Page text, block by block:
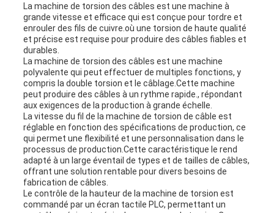
LES
AFFAIRES
PLAN
SITE
PRIVACY
POLICY
La machine de torsion des câbles est une machine à
grande vitesse et efficace qui est conçue pour tordre et
enrouler des fils de cuivre.où une torsion de haute qualité
et précise est requise pour produire des câbles fiables et
durables.
La machine de torsion des câbles est une machine
polyvalente qui peut effectuer de multiples fonctions, y
compris la double torsion et le câblage.Cette machine
peut produire des câbles à un rythme rapide., répondant
aux exigences de la production à grande échelle.
La vitesse du fil de la machine de torsion de câble est
réglable en fonction des spécifications de production, ce
qui permet une flexibilité et une personnalisation dans le
processus de production.Cette caractéristique le rend
adapté à un large éventail de types et de tailles de câbles,
offrant une solution rentable pour divers besoins de
fabrication de câbles.
Le contrôle de la hauteur de la machine de torsion est
commandé par un écran tactile PLC, permettant un